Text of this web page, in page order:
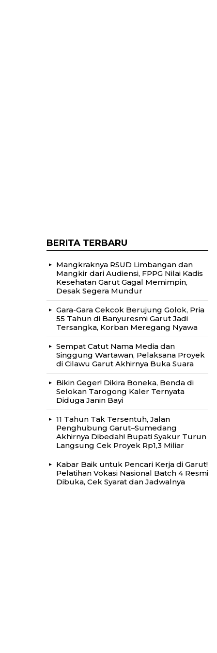
BERITA TERBARU
Mangkraknya RSUD Limbangan dan
Mangkir dari Audiensi, FPPG Nilai Kadis
Kesehatan Garut Gagal Memimpin,
Desak Segera Mundur
Gara-Gara Cekcok Berujung Golok, Pria
55 Tahun di Banyuresmi Garut Jadi
Tersangka, Korban Meregang Nyawa
Sempat Catut Nama Media dan
Singgung Wartawan, Pelaksana Proyek
di Cilawu Garut Akhirnya Buka Suara
Bikin Geger! Dikira Boneka, Benda di
Selokan Tarogong Kaler Ternyata
Diduga Janin Bayi
11 Tahun Tak Tersentuh, Jalan
Penghubung Garut–Sumedang
Akhirnya Dibedah! Bupati Syakur Turun
Langsung Cek Proyek Rp1,3 Miliar
Kabar Baik untuk Pencari Kerja di Garut!
Pelatihan Vokasi Nasional Batch 4 Resmi
Dibuka, Cek Syarat dan Jadwalnya